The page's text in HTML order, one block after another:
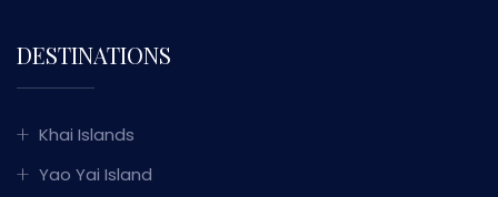
DESTINATIONS
Khai Islands
Yao Yai Island